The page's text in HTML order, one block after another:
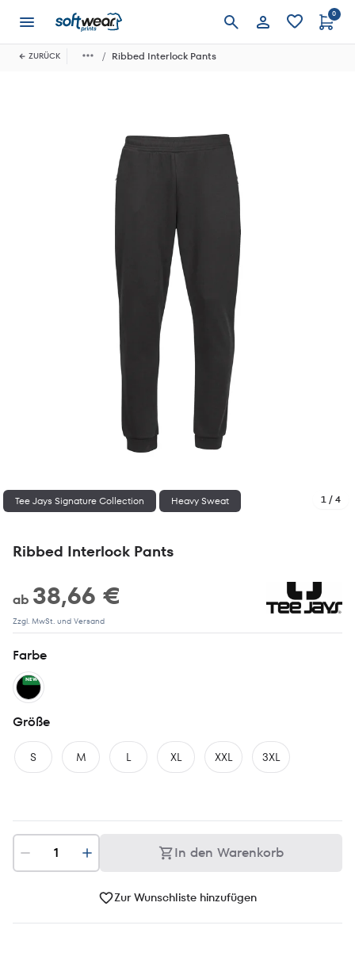
Anmelden
0
ZURÜCK Ribbed Interlock Pants
1 / 4
Tee Jays Signature Collection Heavy Sweat
Ribbed Interlock Pants
ab 38,66 €
Zzgl. MwSt. und Versand
Farbe
NEW
Größe
S M L XL XXL 3XL
In den Warenkorb
Zur Wunschliste hinzufügen